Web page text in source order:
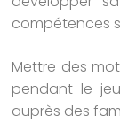
compétences
Mettre des
pendant le
auprès des